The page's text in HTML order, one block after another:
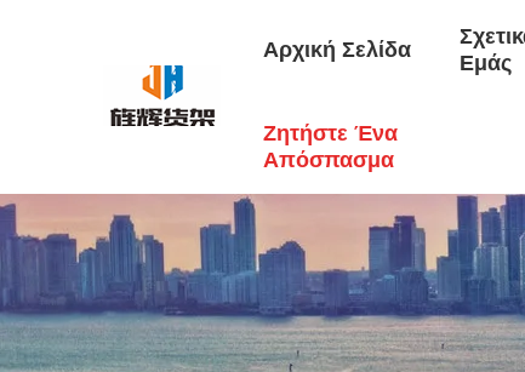
Αρχική Σελίδα
Εμάς
Ζητήστε Ένα
Απόσπασμα